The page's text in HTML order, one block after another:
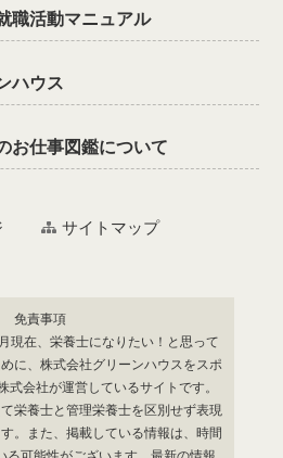
職活動マニュアル
ハウス
お仕事図鑑について
サイトマップ
免責事項
現在、栄養士になりたい！と思って
に、株式会社グリーンハウスをスポ
式会社が運営しているサイトです。
栄養士と管理栄養士を区別せず表現
。また、掲載している情報は、時間